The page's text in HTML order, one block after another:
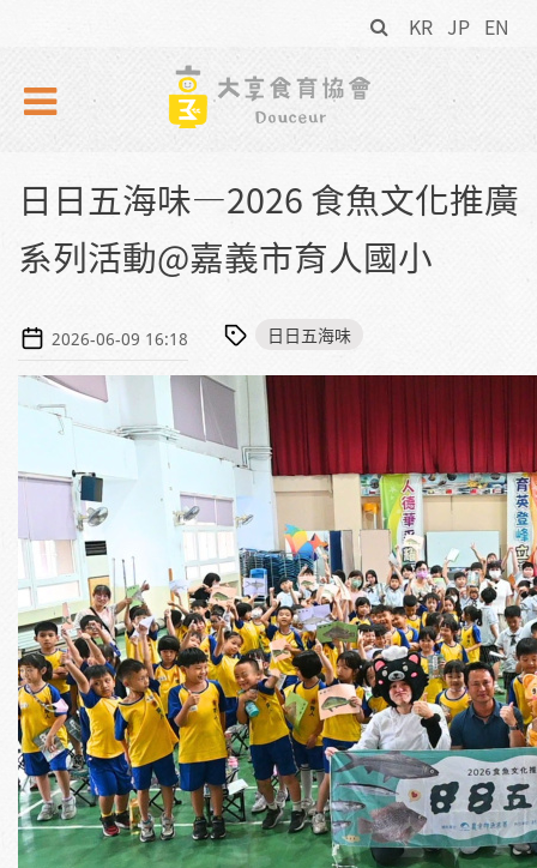
KR JP EN
搜
尋
表
日日五海味—2026 食魚文化推廣
系列活動@嘉義市育人國小
2026-06-09 16:18 日日五海味